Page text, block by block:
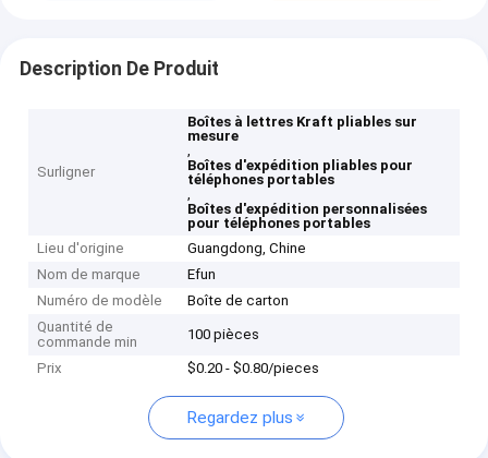
Description De Produit
Surligner
Boîtes à lettres Kraft pliables sur
mesure
,
Boîtes d'expédition pliables pour
téléphones portables
,
Boîtes d'expédition personnalisées
pour téléphones portables
Lieu d'origine
Guangdong, Chine
Nom de marque
Efun
Numéro de modèle
Boîte de carton
Quantité de
commande min
100 pièces
Prix $0.20 - $0.80/pieces
Regardez plus